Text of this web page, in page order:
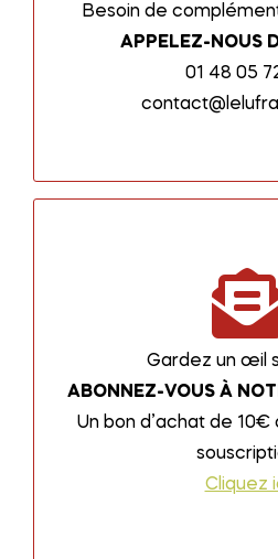
Besoin de
APPELEZ-NOUS
01 48 05
Gardez un œil
ABONNEZ-VOUS À
Un bon d’achat de
Cliquez